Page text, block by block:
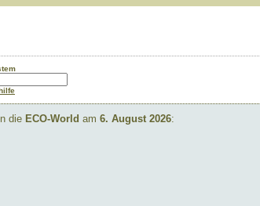
die ECO-World am 6. August 2026: